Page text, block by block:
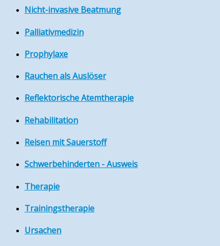
Nicht-invasive Beatmung
Palliativmedizin
Prophylaxe
Rauchen als Auslöser
Reflektorische Atemtherapie
Rehabilitation
Reisen mit Sauerstoff
Schwerbehinderten - Ausweis
Therapie
Trainingstherapie
Ursachen